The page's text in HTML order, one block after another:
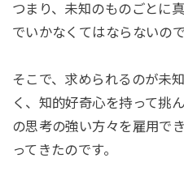
つまり、未知のものごとに
でいかなくてはならないので
そこで、求められるのが未
く、知的好奇心を持って挑
の思考の強い方々を雇用で
ってきたのです。